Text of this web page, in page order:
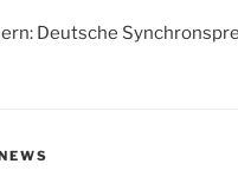
Deutsche